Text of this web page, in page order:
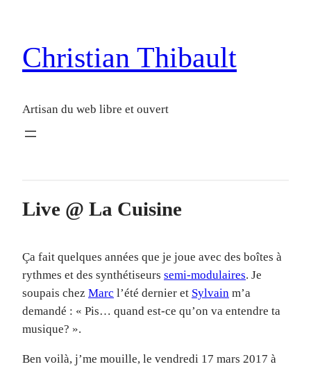
Christian Thibault
Artisan du web libre et ouvert
Live @ La Cuisine
Ça fait quelques années que je joue avec des boîtes à
rythmes et des synthétiseurs semi-modulaires. Je
soupais chez Marc l’été dernier et Sylvain m’a
demandé : « Pis… quand est-ce qu’on va entendre ta
musique? ».
Ben voilà, j’me mouille, le vendredi 17 mars 2017 à